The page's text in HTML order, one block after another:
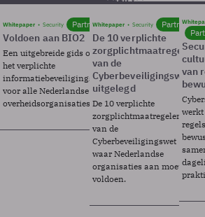
Whitepaper Security Partner
Voldoen aan BIO2
Een uitgebreide gids over BIO2,
het verplichte
informatiebeveiligingsframework
voor alle Nederlandse
overheidsorganisaties.
Whitepaper Security Partner
De 10 verplichte
zorgplichtmaatregelen
van de
Cyberbeveiligingswet
uitgelegd
De 10 verplichte
zorgplichtmaatregelen
van de
Cyberbeveiligingswet
waar Nederlandse
organisaties aan moeten
voldoen.
van
werkt